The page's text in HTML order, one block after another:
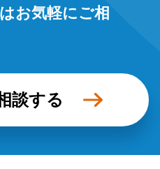
的の通知、開
よび第三者への
等」といいま
おります。 開
お気軽にご相
談する